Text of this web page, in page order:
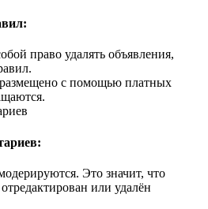
право удалять объявления,
с помощью платных
Это значит, что
или удалён